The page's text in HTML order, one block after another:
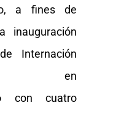
a fines de
inauguración
Internación
en
con cuatro